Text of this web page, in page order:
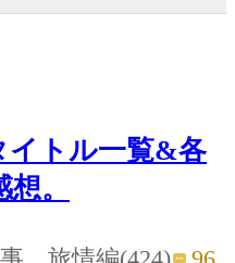
イトル一覧&各
。